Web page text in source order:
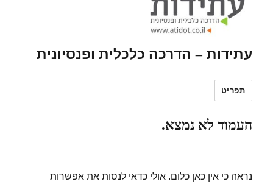
עתידות – הדרכה כלכלית ופנסיונית
תפריט
העמוד לא נמצא.
נראה כי אין כאן כלום. אולי כדאי לנסות את אפשרות